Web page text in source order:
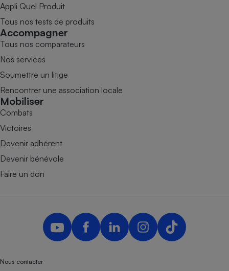
Appli Quel Produit
Tous nos tests de produits
Accompagner
Tous nos comparateurs
Nos services
Soumettre un litige
Rencontrer une association locale
Mobiliser
Combats
Victoires
Devenir adhérent
Devenir bénévole
Faire un don
Nous contacter